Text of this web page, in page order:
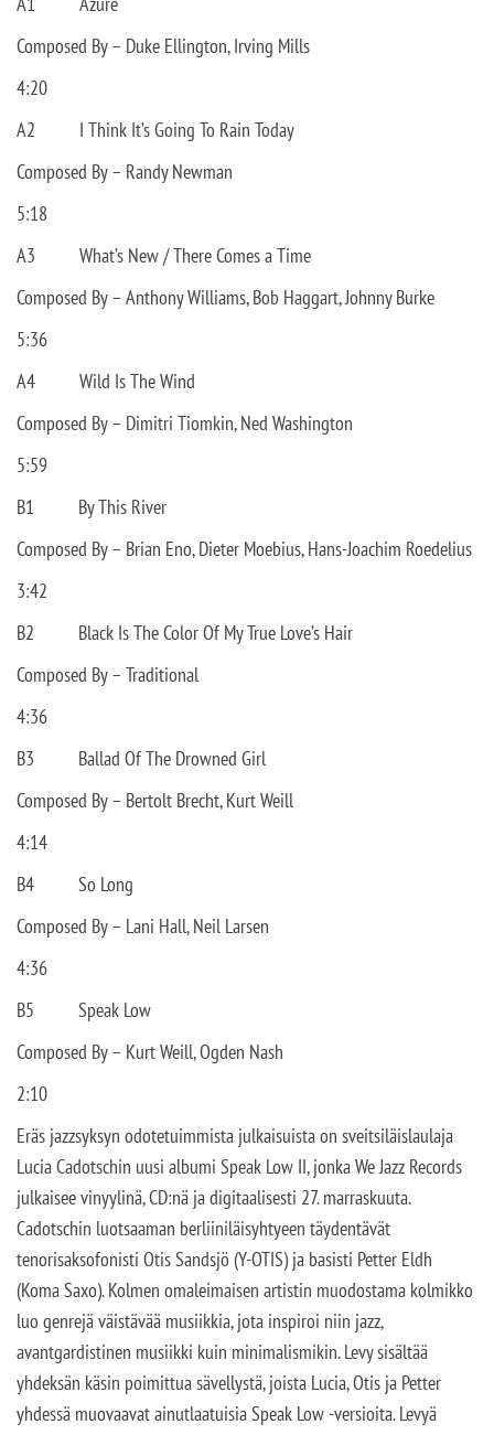
Composed By – Duke Ellington, Irving Mills
4:20
A2
I Think It’s Going To Rain Today
Composed By – Randy Newman
5:18
A3
What’s New / There Comes a Time
Composed By – Anthony Williams, Bob Haggart, Johnny Burke
5:36
A4
Wild Is The Wind
Composed By – Dimitri Tiomkin, Ned Washington
5:59
B1
By This River
Composed By – Brian Eno, Dieter Moebius, Hans-Joachim Roedelius
3:42
B2
Black Is The Color Of My True Love’s Hair
Composed By – Traditional
4:36
B3
Ballad Of The Drowned Girl
Composed By – Bertolt Brecht, Kurt Weill
4:14
B4
So Long
Composed By – Lani Hall, Neil Larsen
4:36
B5
Speak Low
Composed By – Kurt Weill, Ogden Nash
2:10
Eräs jazzsyksyn odotetuimmista julkaisuista on sveitsiläislaulaja
Lucia Cadotschin uusi albumi Speak Low II, jonka We Jazz Records
julkaisee vinyylinä, CD:nä ja digitaalisesti 27. marraskuuta.
Cadotschin luotsaaman berliiniläisyhtyeen täydentävät
tenorisaksofonisti Otis Sandsjö (Y-OTIS) ja basisti Petter Eldh
(Koma Saxo). Kolmen omaleimaisen artistin muodostama kolmikko
luo genrejä väistävää musiikkia, jota inspiroi niin jazz,
avantgardistinen musiikki kuin minimalismikin. Levy sisältää
yhdeksän käsin poimittua sävellystä, joista Lucia, Otis ja Petter
yhdessä muovaavat ainutlaatuisia Speak Low -versioita. Levyä